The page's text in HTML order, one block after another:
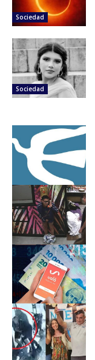
Sociedad
Sociedad